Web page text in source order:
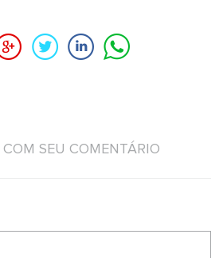
COM SEU COMENTÁRIO